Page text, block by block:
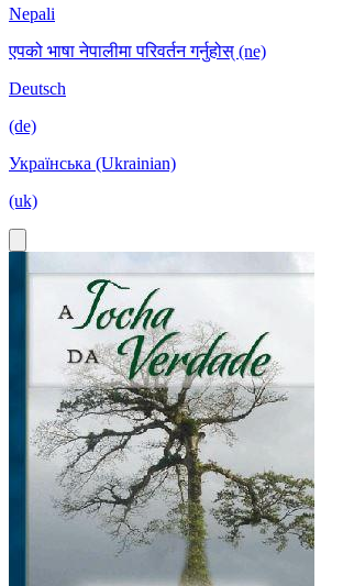
Nepali
एपको भाषा नेपालीमा परिवर्तन गर्नुहोस् (ne)
Deutsch
(de)
Українська (Ukrainian)
(uk)